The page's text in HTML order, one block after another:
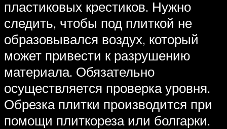
пластиковых крестиков. Нужно
следить, чтобы под плиткой не
образовывался воздух, который
может привести к разрушению
материала. Обязательно
осуществляется проверка уровня.
Обрезка плитки производится при
помощи плиткореза или болгарки.